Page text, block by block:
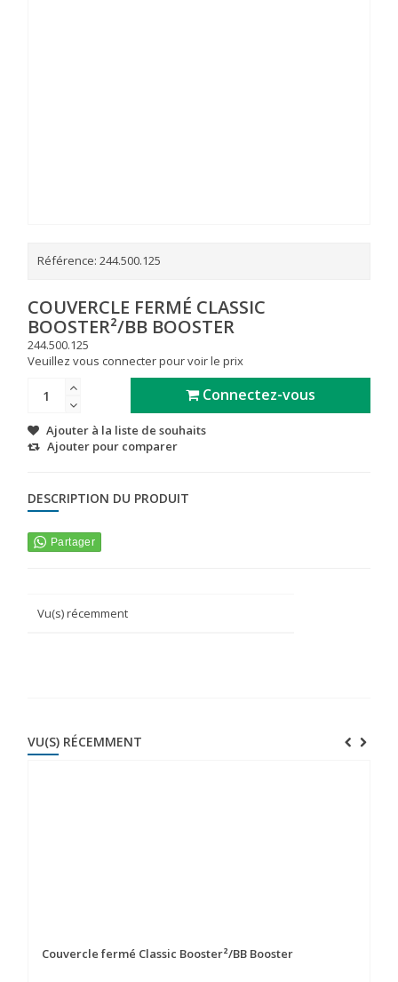
Référence: 244.500.125
COUVERCLE FERMÉ CLASSIC
BOOSTER²/BB BOOSTER
244.500.125
Veuillez vous connecter pour voir le prix
Connectez-vous
Ajouter à la liste de souhaits
Ajouter pour comparer
DESCRIPTION DU PRODUIT
Vu(s) récemment
VU(S) RÉCEMMENT
Couvercle fermé Classic Booster²/BB Booster